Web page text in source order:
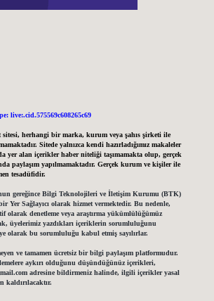
live:.cid.575569c608265c69
sitesi, herhangi bir marka, kurum veya şahıs şirketi ile
Sitede yalnızca kendi hazırladığımız makaleler
yer alan içerikler haber niteliği taşımamakta olup, gerçek
paylaşım yapılmamaktadır. Gerçek kurum ve kişiler ile
tesadüfidir.
gereğince Bilgi Teknolojileri ve İletişim Kurumu (BTK)
Yer Sağlayıcı olarak hizmet vermektedir. Bu nedenle,
olarak denetleme veya araştırma yükümlülüğümüz
üyelerimiz yazdıkları içeriklerin sorumluluğunu
olarak bu sorumluluğu kabul etmiş sayılırlar.
ve tamamen ücretsiz bir bilgi paylaşım platformudur.
aykırı olduğunu düşündüğünüz içerikleri,
adresine bildirmeniz halinde, ilgili içerikler yasal
kaldırılacaktır.